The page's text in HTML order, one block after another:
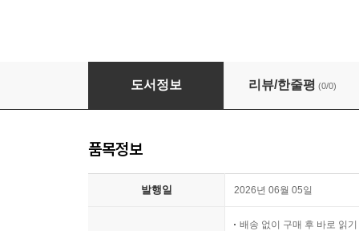
하루 3시간만 일해도 살아남는 법
도서정보 리뷰/한줄평 (0/0)
품목정보
발행일 2026년 06월 05일
배송 없이 구매 후 바로 읽기